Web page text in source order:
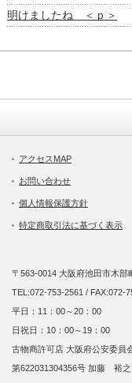
明けましたね ＜ｐ＞
アクセスMAP
お問い合わせ
個人情報保護方針
特定商取引法に基づく表示
〒563-0014 大阪府池田市木部
TEL:072-753-2561 / FAX:072-
平日：11：00～20：00
日祝日：10：00～19：00
古物商許可店 大阪府公安委員
第622031304356号 加藤 裕之